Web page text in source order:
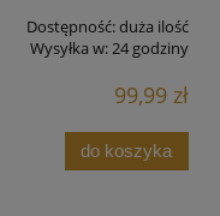
Dostępność:duża ilość
Wysyłka w: 24 godziny
99,99 zł
do koszyka